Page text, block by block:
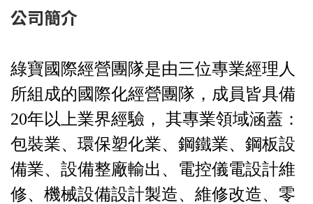
公司簡介
綠寶國際經營團隊是由三位專業經理人
所組成的國際化經營團隊，成員皆具備
20年以上業界經驗， 其專業領域涵蓋：
包裝業、環保塑化業、鋼鐵業、鋼板設
備業、設備整廠輸出、電控儀電設計維
修、機械設備設計製造、維修改造、零